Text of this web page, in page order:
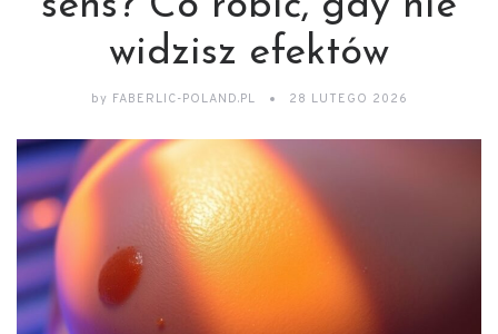
widzisz efektów
by FABERLIC-POLAND.PL 28 LUTEGO 2026